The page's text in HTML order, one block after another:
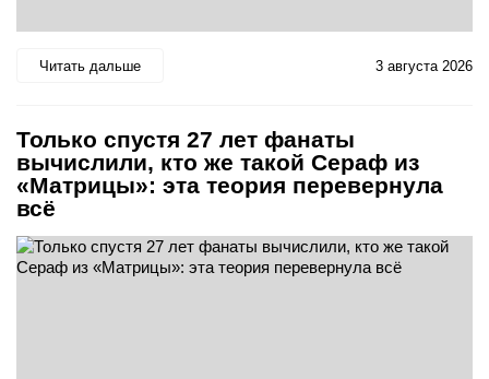
Читать дальше 3 августа 2026
Только спустя 27 лет фанаты
вычислили, кто же такой Сераф из
«Матрицы»: эта теория перевернула
всё